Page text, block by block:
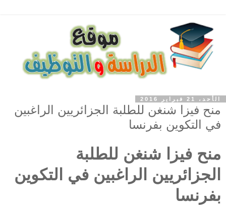
الأحد، 21 فبراير 2016
منح فيزا شنغن للطلبة الجزائريين الراغبين
في التكوين بفرنسا
منح فيزا شنغن للطلبة
الجزائريين الراغبين في التكوين
بفرنسا